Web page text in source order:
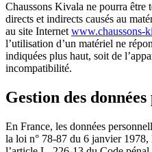
Chaussons Kivala ne pourra être
directs et indirects causés au
au site Internet www.chaussons-
l’utilisation d’un matériel ne
indiquées plus haut, soit de
incompatibilité.
Gestion des
En France, les données
la loi n° 78-87 du 6 janvier